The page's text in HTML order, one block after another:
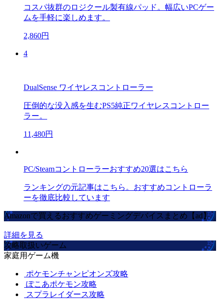
コスパ抜群のロジクール製有線パッド。幅広いPCゲー
ムを手軽に楽しめます。
2,860円
4
DualSense ワイヤレスコントローラー
圧倒的な没入感を生むPS5純正ワイヤレスコントロー
ラー。
11,480円
PC/Steamコントローラーおすすめ20選はこちら
ランキングの元記事はこちら。おすすめコントローラ
ーを徹底比較しています
Amazonで買えるおすすめゲーミングデバイスまとめ【ad】
詳細を見る
攻略取扱いゲーム
家庭用ゲーム機
ポケモンチャンピオンズ攻略
ぽこあポケモン攻略
スプラレイダース攻略